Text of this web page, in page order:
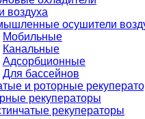
воздуха
осушители
Мобильные
Канальные
Адсорбционные
Для бассейнов
и роторные
рекуператоры
рекуператоры